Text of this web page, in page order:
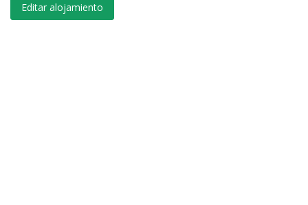
Editar alojamiento